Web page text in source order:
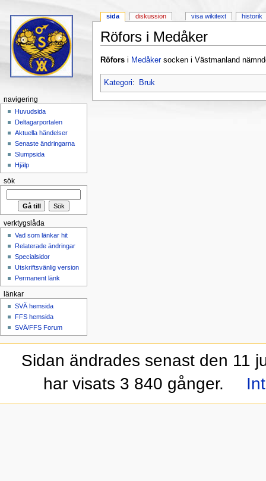
Röfors i Medåker
Röforsi Medåkersocken i Västmanland
Kategori: Bruk
sida diskussion visa wikitext historik
navigering
Huvudsida
Deltagarportalen
Aktuella händelser
Senaste ändringarna
Slumpsida
Hjälp
sök
verktygslåda
Vad som länkar hit
Relaterade ändringar
Specialsidor
Utskriftsvänlig version
Permanent länk
länkar
SVÄ hemsida
FFS hemsida
SVÄ/FFS Forum
Sidan ändrades senast den 11
har visats 3 840 gånger.